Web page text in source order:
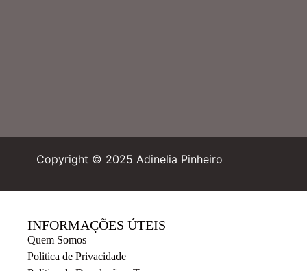
Copyright © 2025 Adinelia Pinheiro
INFORMAÇÕES ÚTEIS
Quem Somos
Politica de Privacidade